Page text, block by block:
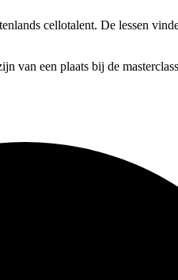
cellotalent. De lessen
van een plaats bij de